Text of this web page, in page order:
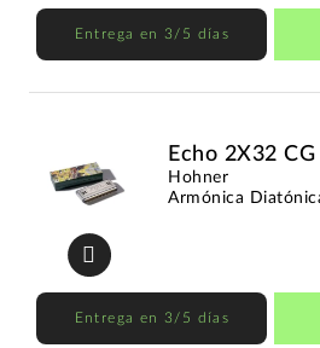
Entrega en 3/5 días
Echo 2X32 CG
Hohner
Armónica
Entrega en 3/5 días